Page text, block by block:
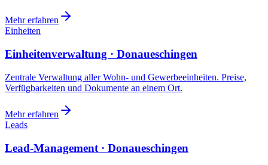
Mehr erfahren
Einheiten
Einheitenverwaltung · Donaueschingen
Zentrale Verwaltung aller Wohn- und Gewerbeeinheiten. Preise,
Verfügbarkeiten und Dokumente an einem Ort.
Mehr erfahren
Leads
Lead-Management · Donaueschingen